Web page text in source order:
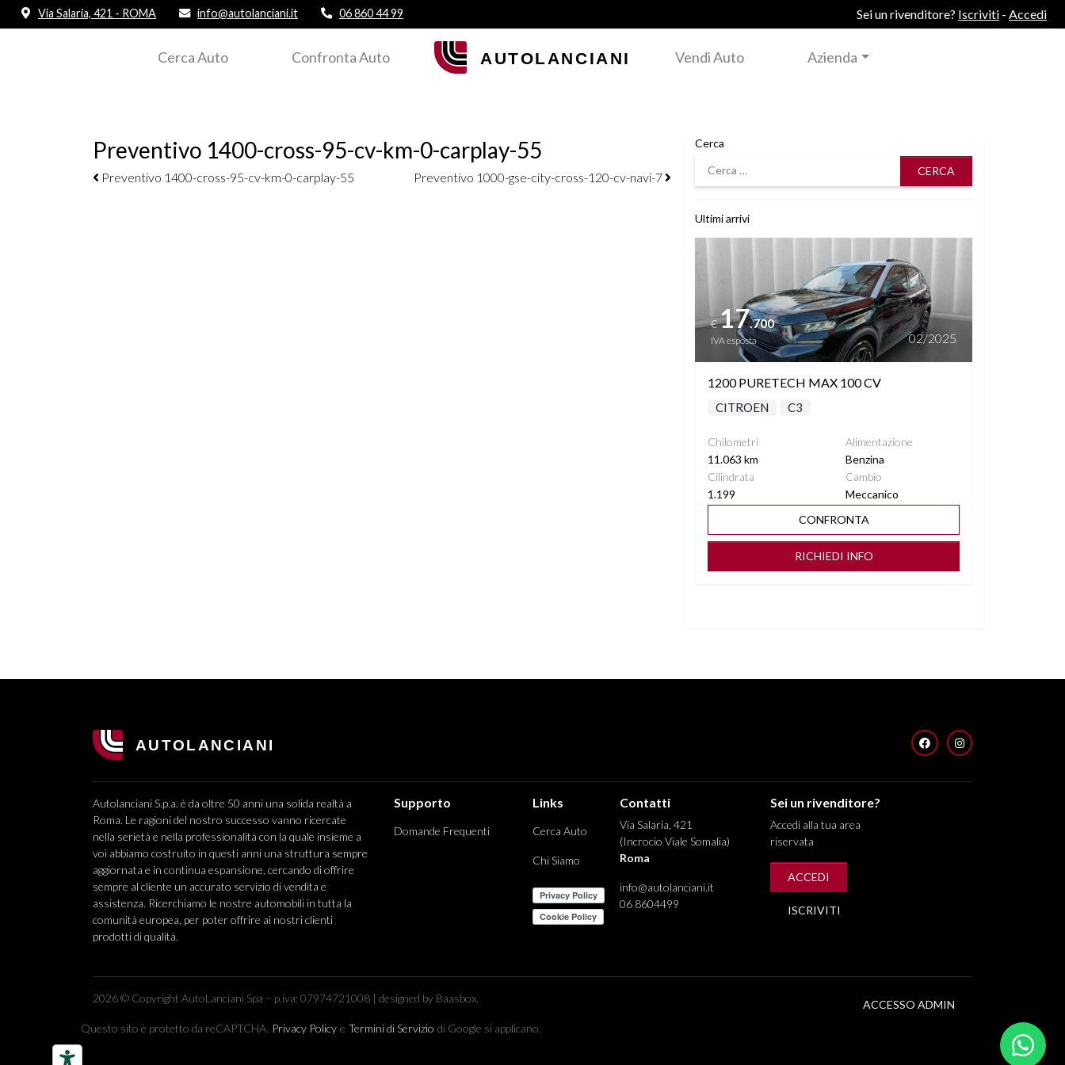
Via Salaria, 421 - ROMA info@autolanciani.it 06 860 44 99 Sei un rivenditore? Iscriviti - Accedi
Cerca Auto Confronta Auto Vendi Auto Azienda
Preventivo 1400-cross-95-cv-km-0-carplay-55
Navigazione elementi
Preventivo 1400-cross-95-cv-km-0-carplay-55 Preventivo 1000-gse-city-cross-120-cv-navi-7
Cerca
Cerca
Ultimi arrivi
Vedi dettagli
€17.700
IVA esposta 02/2025
1200 PURETECH MAX 100 CV
CITROEN C3
Chilometri
11.063 km
Alimentazione
Benzina
Cilindrata
1.199
Cambio
Meccanico
CONFRONTA
RICHIEDI INFO
FACEBOOKINSTAGRAM
Autolanciani S.p.a. è da oltre 50 anni una solida realtà a
Roma. Le ragioni del nostro successo vanno ricercate
nella serietà e nella professionalità con la quale insieme a
voi abbiamo costruito in questi anni una struttura sempre
aggiornata e in continua espansione, cercando di offrire
sempre al cliente un accurato servizio di vendita e
assistenza. Ricerchiamo le nostre automobili in tutta la
comunità europea, per poter offrire ai nostri clienti
prodotti di qualità.
Supporto
Domande Frequenti
Links
Cerca Auto
Chi Siamo
Contatti
Via Salaria, 421
(Incrocio Viale Somalia)
Roma
info@autolanciani.it
06 8604499
Sei un rivenditore?
Accedi alla tua area
riservata
ACCEDI
ISCRIVITI
2026 © Copyright AutoLanciani Spa – p.iva: 07974721008 | designed by Baasbox.
ACCESSO ADMIN
Questo sito è protetto da reCAPTCHA. Privacy Policy e Termini di Servizio di Google si applicano.